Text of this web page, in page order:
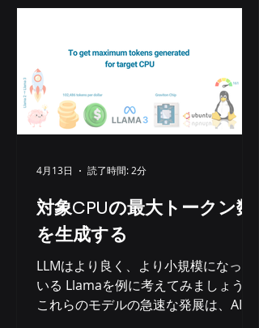
対象CPUの最大トークン数
を生成する
LLMはより良く、より小規模になって
いる Llamaを例に考えてみましょう。
これらのモデルの急速な発展は、AIに
4月13日 読了時間: 2分